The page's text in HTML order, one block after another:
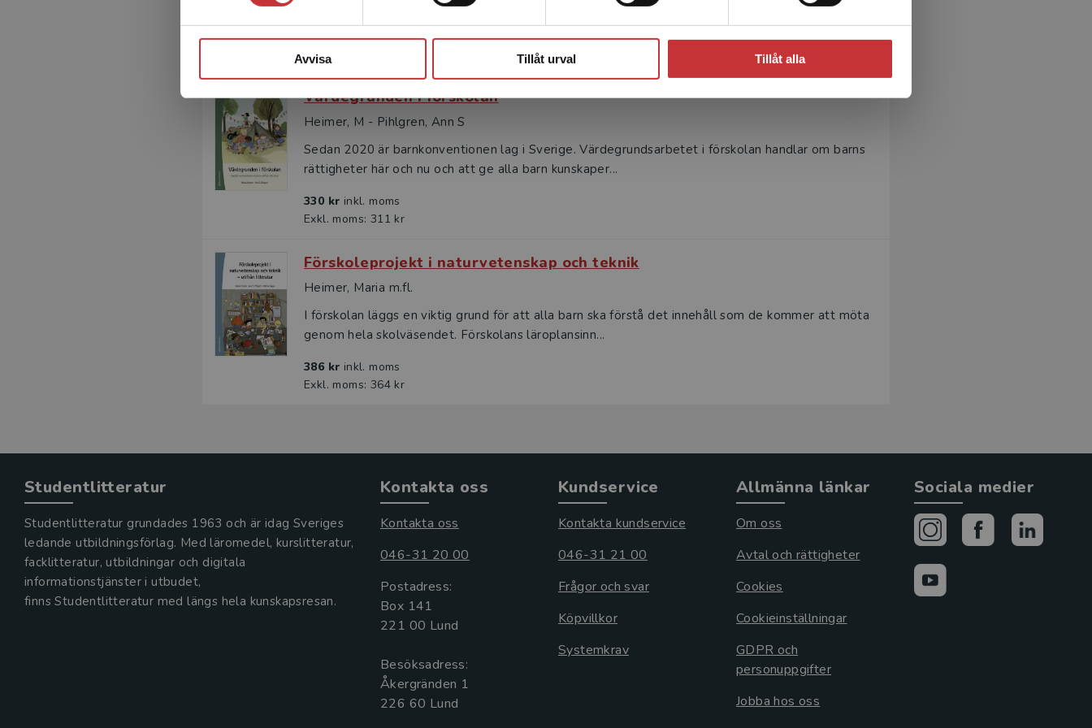
Avvisa Tillåt urval Tillåt alla
337 krinkl. moms
Exkl. moms: 318 kr
Värdegrunden i förskolan
Heimer, M - Pihlgren, Ann S
Sedan 2020 är barnkonventionen lag i Sverige. Värdegrundsarbetet i förskolan handlar om barns
rättigheter här och nu och att ge alla barn kunskaper...
330 kr inkl. moms
Exkl. moms: 311 kr
Förskoleprojekt i naturvetenskap och teknik
Heimer, Maria m.fl.
I förskolan läggs en viktig grund för att alla barn ska förstå det innehåll som de kommer att möta
genom hela skolväsendet. Förskolans läroplansinn...
386 kr inkl. moms
Exkl. moms: 364 kr
Studentlitteratur
Studentlitteratur grundades 1963 och är idag Sveriges
ledande utbildningsförlag. Med läromedel, kurslitteratur,
facklitteratur, utbildningar och digitala
informationstjänster i utbudet,
finns Studentlitteratur med längs hela kunskapsresan.
Kontakta oss
Kontakta oss
046-31 20 00
Postadress:
Box 141
221 00 Lund
Besöksadress:
Åkergränden 1
Kundservice
Kontakta kundservice
046-31 21 00
Frågor och svar
Köpvillkor
Systemkrav
Allmänna länkar
Om oss
Avtal och rättigheter
Cookies
Cookieinställningar
GDPR och
personuppgifter
Jobba hos oss
Sociala medier